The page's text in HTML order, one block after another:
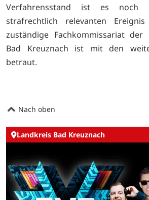
Verfahrensstand ist es noch
strafrechtlich relevanten
zuständige Fachkommissariat der
Bad Kreuznach ist mit den
betraut.
Nach oben
Landkreis Bad Kreuznach